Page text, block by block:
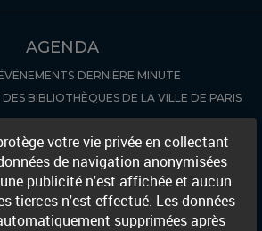
AGENDA
DERNIÈRE MINUTE
BIBLIOTHÈQUES DE LA VILLE DE PARIS
NUMÉRISÉES
AUTRES BIBLIOTHÈQUES NUMÉRIQUES
DÉCOUVERTE
FOCUS NOUVEAUTÉS
votre vie privée en collectant
de navigation anonymisées
publicité n'est affichée et aucun
tierces n'est effectué. Les données
supprimées après